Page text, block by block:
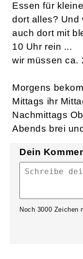
Essen für
dort alles? Und
auch dort mit
10 Uhr rein ...
wir müssen ca.
Morgens
Mittags ihr
Nachmittags
Abends brei
Dein
Noch 3000 Zeichen